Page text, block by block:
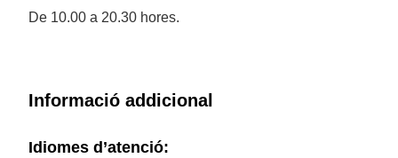
De 10.00 a 20.30 hores.
Informació addicional
Idiomes d’atenció: